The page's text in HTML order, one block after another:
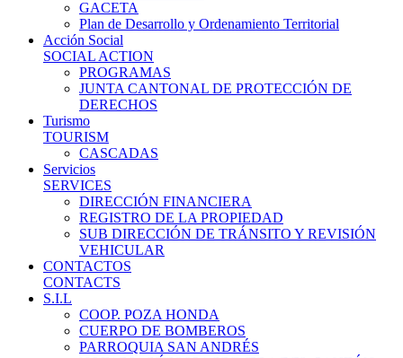
GACETA
Plan de Desarrollo y Ordenamiento Territorial
Acción Social
SOCIAL ACTION
PROGRAMAS
JUNTA CANTONAL DE PROTECCIÓN DE
DERECHOS
Turismo
TOURISM
CASCADAS
Servicios
SERVICES
DIRECCIÓN FINANCIERA
REGISTRO DE LA PROPIEDAD
SUB DIRECCIÓN DE TRÁNSITO Y REVISIÓN
VEHICULAR
CONTACTOS
CONTACTS
S.I.L
COOP. POZA HONDA
CUERPO DE BOMBEROS
PARROQUIA SAN ANDRÉS